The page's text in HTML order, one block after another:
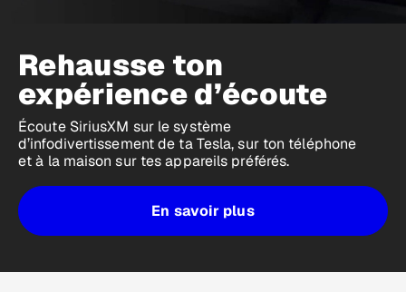
Rehausse ton
expérience d’écoute
Écoute SiriusXM sur le système
d’infodivertissement de ta Tesla, sur ton téléphone
et à la maison sur tes appareils préférés.
En savoir plus